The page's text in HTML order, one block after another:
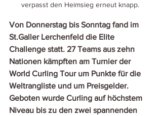
verpasst den Heimsieg erneut knapp.
Von Donnerstag bis Sonntag fand im
St.Galler Lerchenfeld die Elite
Challenge statt. 27 Teams aus zehn
Nationen kämpften am Turnier der
World Curling Tour um Punkte für die
Weltrangliste und um Preisgelder.
Geboten wurde Curling auf höchstem
Niveau bis zu den zwei spannenden